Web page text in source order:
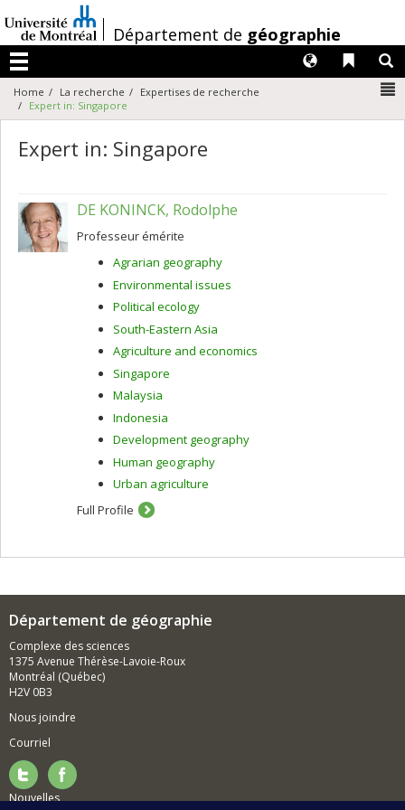
au
contenu
/Département de géographie
Menu
Liens
Langues
Home La recherche
Expertises de recherche
Expert in: Singapore
Expert in: Singapore
DE KONINCK, Rodolphe
Professeur émérite
Agrarian geography
Environmental issues
Political ecology
South-Eastern Asia
Agriculture and economics
Singapore
Malaysia
Indonesia
Development geography
Human geography
Urban agriculture
Full Profile
Département de géographie
Complexe des sciences
1375 Avenue Thérèse-Lavoie-Roux
Montréal (Québec)
H2V 0B3
Nous joindre
Courriel
Nouvelles